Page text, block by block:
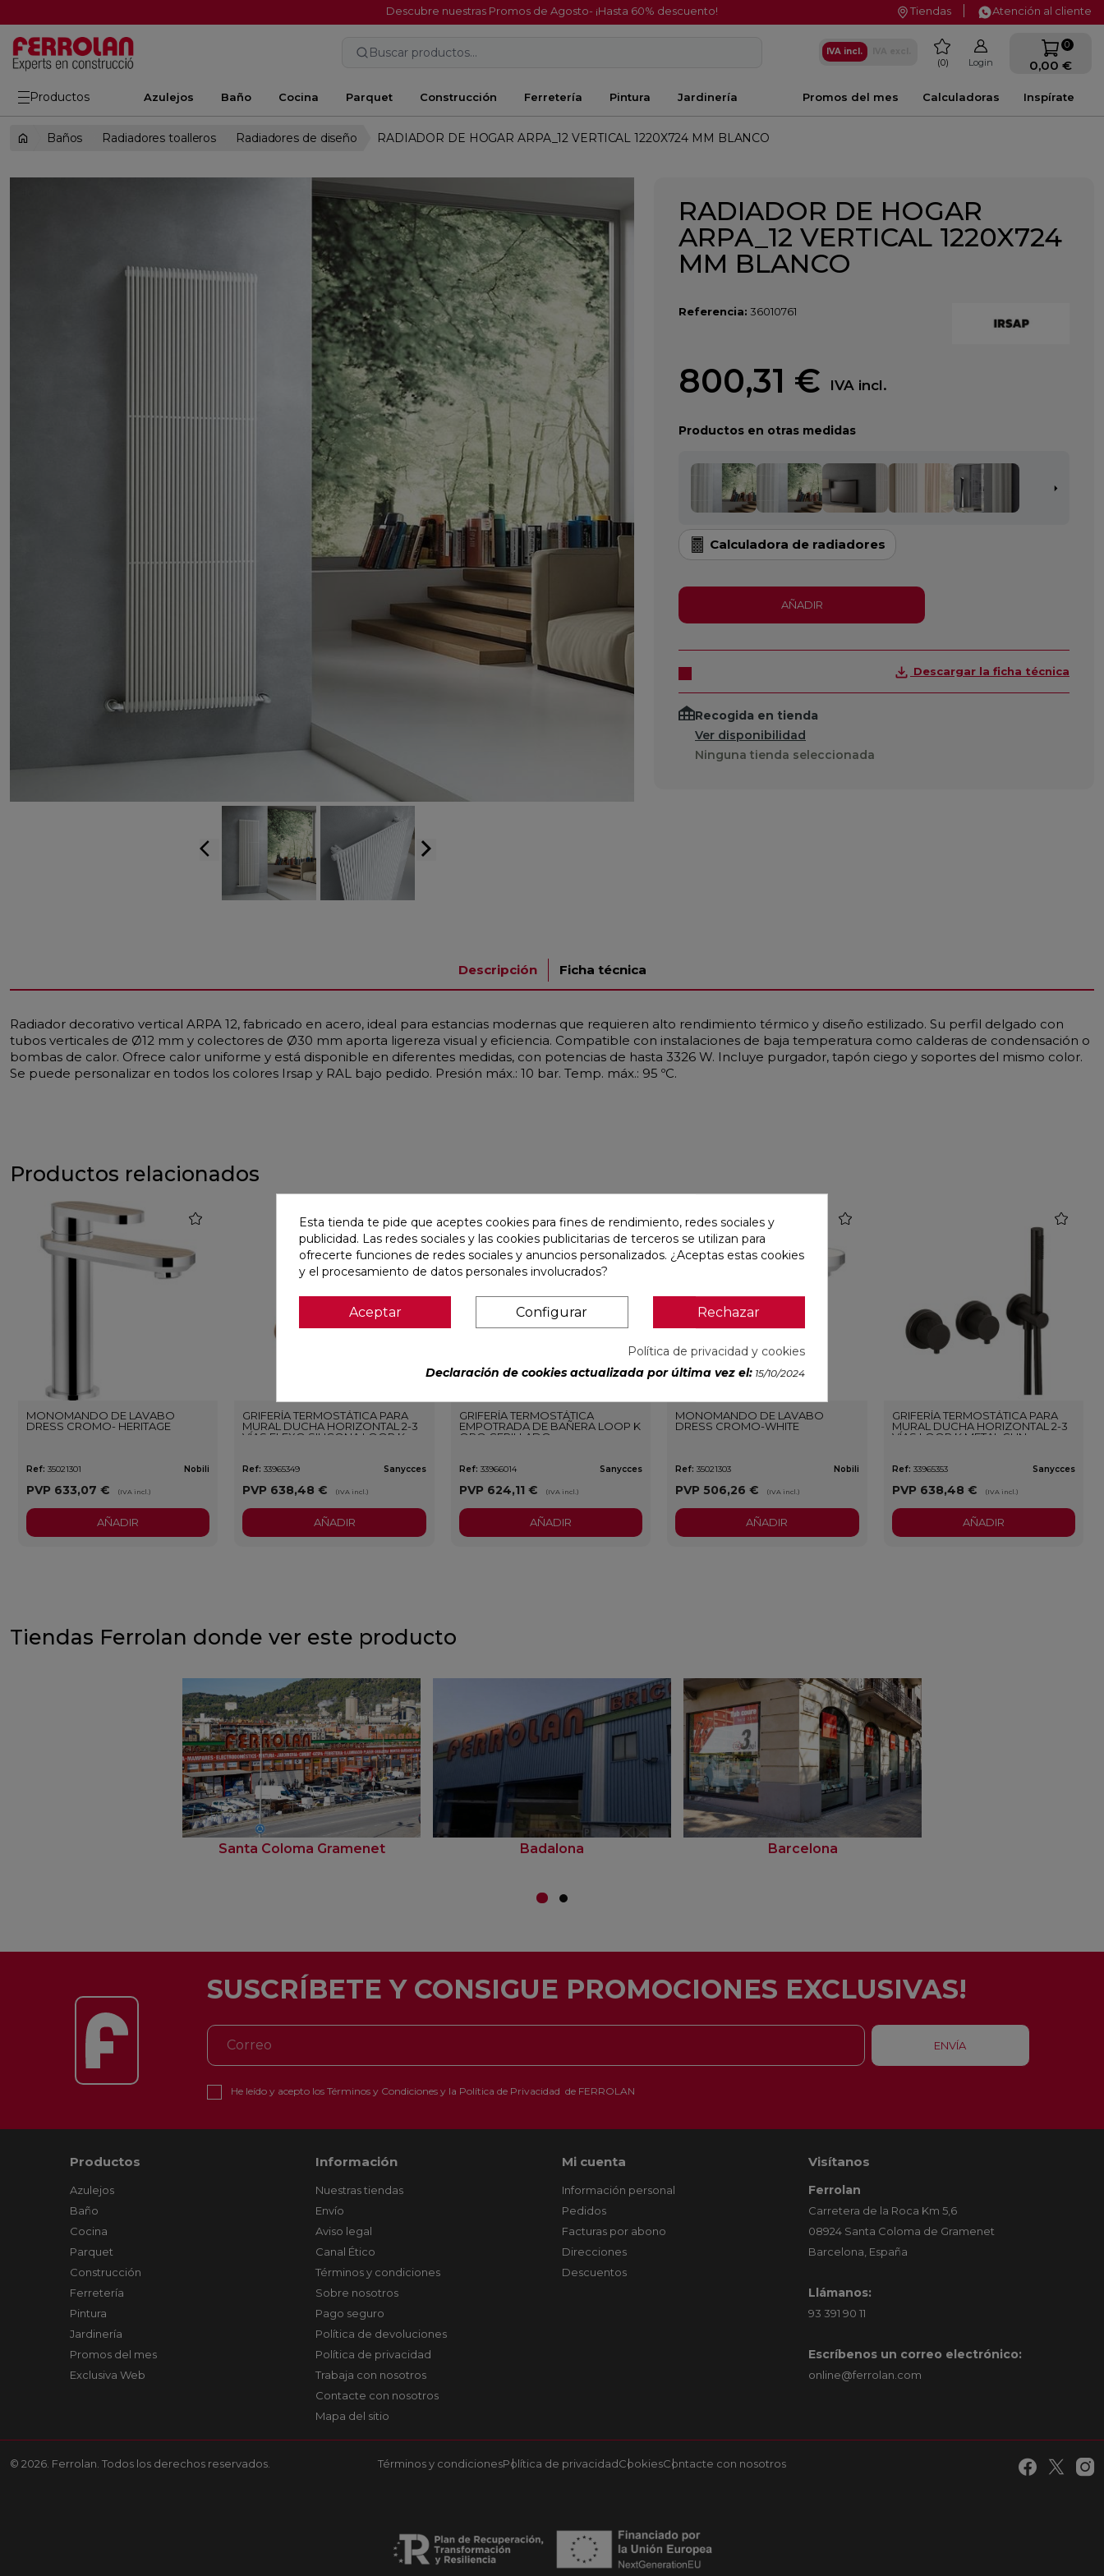
Descubre nuestras Promos de Agosto- ¡Hasta 60% descuento! Tiendas Atención al cliente
Buscar productos... IVA incl. favorite
0 Login
0
0,00 €
Productos Azulejos Baño Cocina Parquet Construcción Ferretería Pintura Jardinería Inspírate
Calculadoras
Promos del mes
Baños Radiadores toalleros Radiadores de diseño RADIADOR DE HOGAR ARPA_12 VERTICAL 1220X724 MM BLANCO
arrow_back_ios arrow_forward_ios
RADIADOR DE HOGAR
ARPA_12 VERTICAL 1220X724
MM BLANCO
Referencia: 36010761
800,31 € IVA incl.
Productos en otras medidas
Calculadora de radiadores
AÑADIR
Descargar la ficha técnica
Recogida en tienda
Ver disponibilidad
Ninguna tienda seleccionada
Descripción Ficha técnica
Radiador decorativo vertical ARPA 12, fabricado en acero, ideal para estancias modernas que requieren alto rendimiento térmico y diseño estilizado. Su perfil delgado con
tubos verticales de Ø12 mm y colectores de Ø30 mm aporta ligereza visual y eficiencia. Compatible con instalaciones de baja temperatura como calderas de condensación o
bombas de calor. Ofrece calor uniforme y está disponible en diferentes medidas, con potencias de hasta 3326 W. Incluye purgador, tapón ciego y soportes del mismo color.
Se puede personalizar en todos los colores Irsap y RAL bajo pedido. Presión máx.: 10 bar. Temp. máx.: 95 ºC.
Productos relacionados
MONOMANDO DE LAVABO
DRESS CROMO- HERITAGE
Ref: 35021301 Nobili
PVP 633,07 € (IVA incl.)
AÑADIR
GRIFERÍA TERMOSTÁTICA PARA
MURAL DUCHA HORIZONTAL 2-3
VÍAS FLEXO SILICONA LOOP K
Ref: 33965349 Sanycces
PVP 638,48 € (IVA incl.)
favorite
AÑADIR
GRIFERÍA TERMOSTÁTICA
EMPOTRADA DE BAÑERA LOOP K
ORO CEPILLADO
Ref: 33966014 Sanycces
PVP 624,11 € (IVA incl.)
favorite
AÑADIR
MONOMANDO DE LAVABO
DRESS CROMO-WHITE
Ref: 35021303 Nobili
PVP 506,26 € (IVA incl.)
favorite
AÑADIR
GRIFERÍA TERMOSTÁTICA PARA
MURAL DUCHA HORIZONTAL 2-3
VÍAS LOOP K METAL GUN
Ref: 33965353 Sanycces
PVP 638,48 € (IVA incl.)
AÑADIR
Tiendas Ferrolan donde ver este producto
Santa Coloma Gramenet Badalona Barcelona
SUSCRÍBETE Y CONSIGUE PROMOCIONES EXCLUSIVAS!
He leído y acepto los Términos y Condicionesy la Política de Privacidad de FERROLAN
Productos
Azulejos
Baño
Cocina
Parquet
Construcción
Ferretería
Pintura
Jardinería
Promos del mes
Exclusiva Web
Información
Nuestras tiendas
Envío
Aviso legal
Canal Ético
Términos y condiciones
Sobre nosotros
Pago seguro
Política de devoluciones
Política de privacidad
Trabaja con nosotros
Contacte con nosotros
Mapa del sitio
Mi cuenta
Información personal
Pedidos
Facturas por abono
Direcciones
Descuentos
Visítanos
Ferrolan
Carretera de la Roca Km 5,6
08924 Santa Coloma de Gramenet
Barcelona, España
Llámanos:
93 391 90 11
Escríbenos un correo electrónico:
online@ferrolan.com
© 2026. Ferrolan. Todos los derechos reservados. Términos y condicionesPolítica de privacidadCookiesContacte con nosotros
Esta tienda te pide que aceptes cookies para fines de rendimiento, redes sociales y
publicidad. Las redes sociales y las cookies publicitarias de terceros se utilizan para
ofrecerte funciones de redes sociales y anuncios personalizados. ¿Aceptas estas cookies
y el procesamiento de datos personales involucrados?
Aceptar Configurar Rechazar
Política de privacidad y cookies
Declaración de cookies actualizada por última vez el: 15/10/2024